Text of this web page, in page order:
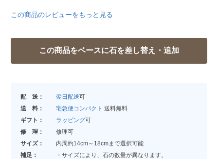
この商品のレビューをもっと見る
配 送： 翌日配送可
送 料：
宅急便コンパクト 送料無料
ギフト：
ラッピング可
修 理：
修理可
サイズ：
内周約14cm～18cmまで選択可能
補足：
・サイズにより、石の数量が異なります。